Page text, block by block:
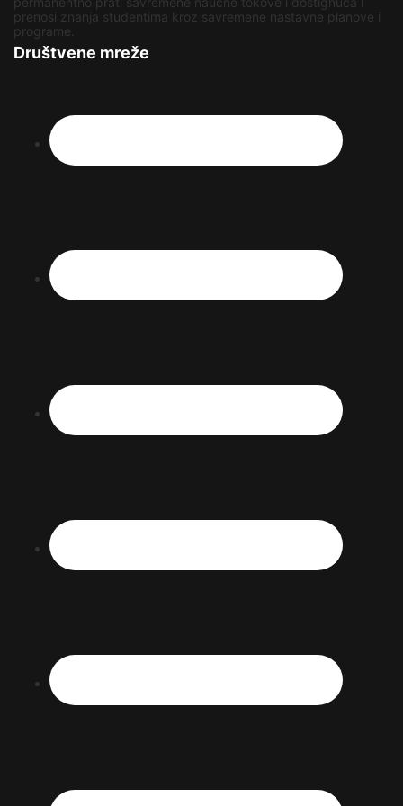
prenosi znanja studentima kroz savremene nastavne planove i
programe.
Društvene mreže